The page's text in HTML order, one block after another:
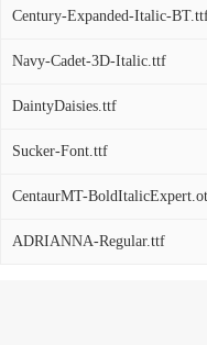
Century-Expanded-Italic-
Navy-Cadet-3D-Italic.ttf
DaintyDaisies.ttf
Sucker-Font.ttf
CentaurMT-
ADRIANNA-Regular.ttf